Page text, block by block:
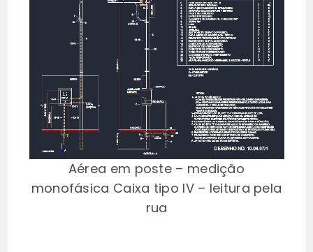
Aérea em poste – medição
monofásica Caixa tipo IV – leitura pela
rua